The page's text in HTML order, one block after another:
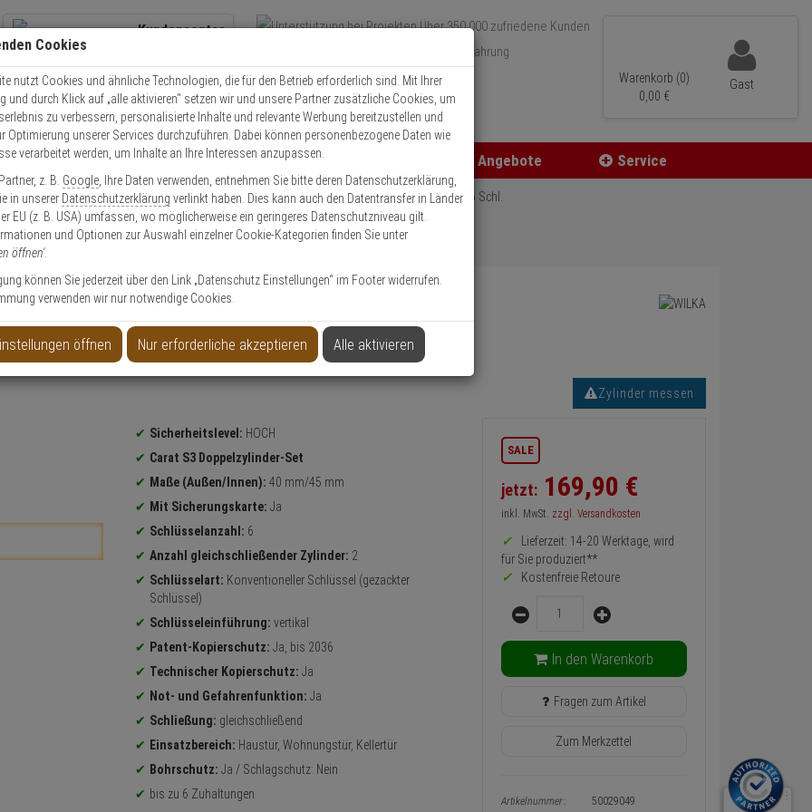
Kundencenter
Kontaktservice nutzen
Mo. - Do.: 8:00 - 16:30 Fr. 8:00 - 14:00 Uhr
Über 350.000 zufriedene Kunden
Über 15 Jahre Erfahrung
Schneller Versand
Warenkorb (0)
0, 00 €
Gast
Zutritt Einbruch Angebote Service
Schließzylinder Schließzylinder Set 2er WILKA Carat S3 Doppelzylinder 40/45 6 Schl.
40/45 6 Schl.
Zylinder messen
Produktinformationen
Sicherheitslevel: HOCH
Carat S3 Doppelzylinder-Set
Maße (Außen/Innen): 40 mm/45 mm
Mit Sicherungskarte: Ja
Schlüsselanzahl: 6
Anzahl gleichschließender Zylinder: 2
Schlüsselart: Konventioneller Schlüssel (gezackter
Schlüssel)
Schlüsseleinführung: vertikal
Patent-Kopierschutz: Ja, bis 2036
Technischer Kopierschutz: Ja
Not- und Gefahrenfunktion: Ja
Schließung: gleichschließend
Einsatzbereich: Haustür, Wohnungstür, Kellertür
Bohrschutz: Ja / Schlagschutz: Nein
bis zu 6 Zuhaltungen
Informationen
zurück
Verfügbakeit
und
Warenkorb-
oder
Konfigurieren-
Button
SALE
jetzt: 169,90 €
inkl. MwSt. zzgl. Versandkosten
Lieferzeit: 14-20 Werktage, wird
für Sie produziert**
Kostenfreie Retoure
Menge
In den Warenkorb
Fragen zum Artikel
Zum Merkzettel
Artikelnummer: 50029049
Cookies
nutzt Cookies und ähnliche Technologien, die für den Betrieb erforderlich sind. Mit Ihrer
und durch Klick auf „alle aktivieren“ setzen wir und unsere Partner zusätzliche Cookies, um
zu verbessern, personalisierte Inhalte und relevante Werbung bereitzustellen und
Optimierung unserer Services durchzuführen. Dabei können personenbezogene Daten wie
verarbeitet werden, um Inhalte an Ihre Interessen anzupassen.
z. B. Google , Ihre Daten verwenden, entnehmen Sie bitte deren Datenschutzerklärung,
in unserer Datenschutzerklärung verlinkt haben. Dies kann auch den Datentransfer in Länder
EU (z. B. USA) umfassen, wo möglicherweise ein geringeres Datenschutzniveau gilt.
und Optionen zur Auswahl einzelner Cookie-Kategorien finden Sie unter
öffnen'.
können Sie jederzeit über den Link „Datenschutz Einstellungen“ im Footer widerrufen.
verwenden wir nur notwendige Cookies.
öffnen Nur erforderliche akzeptieren Alle aktivieren